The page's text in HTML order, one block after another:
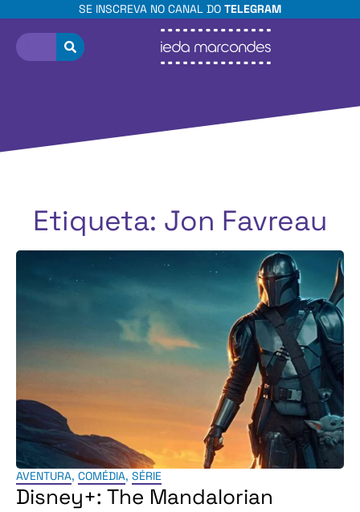
SE INSCREVA NO CANAL DO TELEGRAM
Etiqueta: Jon Favreau
AVENTURA, COMÉDIA, SÉRIE
Disney+: The Mandalorian